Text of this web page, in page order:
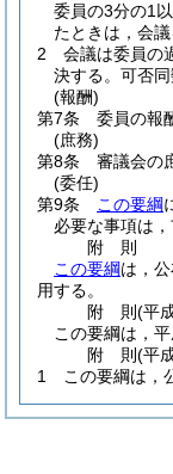
委員の3分の1
たときは，会
2
会議は委員の
決する。 可否
(報酬)
第7条
委員の報
(庶務)
第8条
審議会の
(委任)
第9条
この要綱
必要な事項は，
附 則
この要綱は，
用する。
附 則(平
この要綱は，
附 則(平
1
この要綱は，